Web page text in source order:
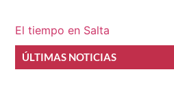
El tiempo en Salta
ÚLTIMAS NOTICIAS